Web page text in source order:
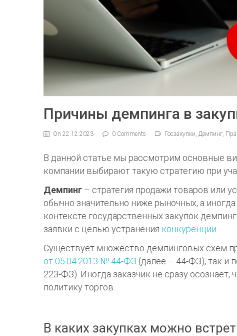
Причины демпинга в
On 22.12.2023 0 Comments Госзакупки, Демпинг,
В данной статье мы рассмотрим основные
компании выбирают такую стратегию при
Демпинг – стратегия продажи товаров или
обычно значительно ниже рыночных, а
контексте государственных закупок
заявки с целью устранения конкуренции
Существует множество демпинговых схем
от 05.04.2013 № 44-ФЗ (далее – 44-ФЗ), так и
223-ФЗ). Иногда заказчик не сразу
политику торгов.
В каких закупках можно